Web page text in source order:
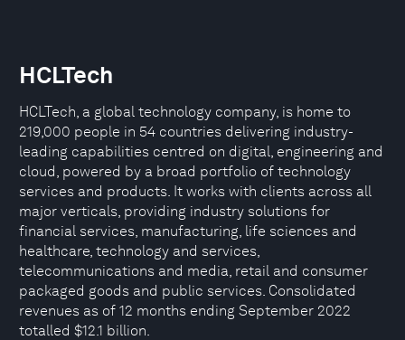
HCLTech
HCLTech, a global technology company, is home to
219,000 people in 54 countries delivering industry-
leading capabilities centred on digital, engineering and
cloud, powered by a broad portfolio of technology
services and products. It works with clients across all
major verticals, providing industry solutions for
financial services, manufacturing, life sciences and
healthcare, technology and services,
telecommunications and media, retail and consumer
packaged goods and public services. Consolidated
revenues as of 12 months ending September 2022
totalled $12.1 billion.